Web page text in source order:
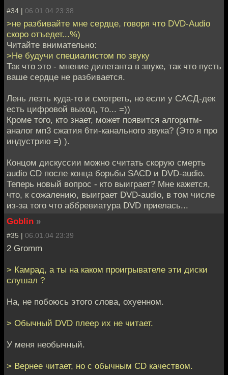
#34 | 06.01.04 23:38
>не разбивайте мне сердце, говоря что DVD-Audio
скоро отъедет...%)
Читайте внимательно:
>Не будучи специалистом по звуку
Так что это - мнение дилетанта в звуке, так что пусть
ваше сердце не разбивается.
Лень лезть куда-то и смотреть, но если у САСД-дек
есть цифровой выход, то... =))
Кроме того, кто знает, может появится алгоритм-
аналог мп3 сжатия 6ти-канального звука? (Это я про
индустрию =) ).
Концом дискуссии можно считать скорую смерть
audio CD после конца борьбы SACD и DVD-audio.
Теперь новый вопрос - кто выиграет? Мне кажется,
что, к сожалению, выиграет DVD-audio, в том числе
из-за того что аббревиатура DVD приелась...
Goblin »
#35 | 06.01.04 23:39
2 Gromm
> Камрад, а ты на каком проигрывателе эти диски
слушал ?
На, не побоюсь этого слова, охуенном.
> Обычный DVD плеер их не читает.
У меня необычный.
> Вернее читает, но с обычным CD качеством.